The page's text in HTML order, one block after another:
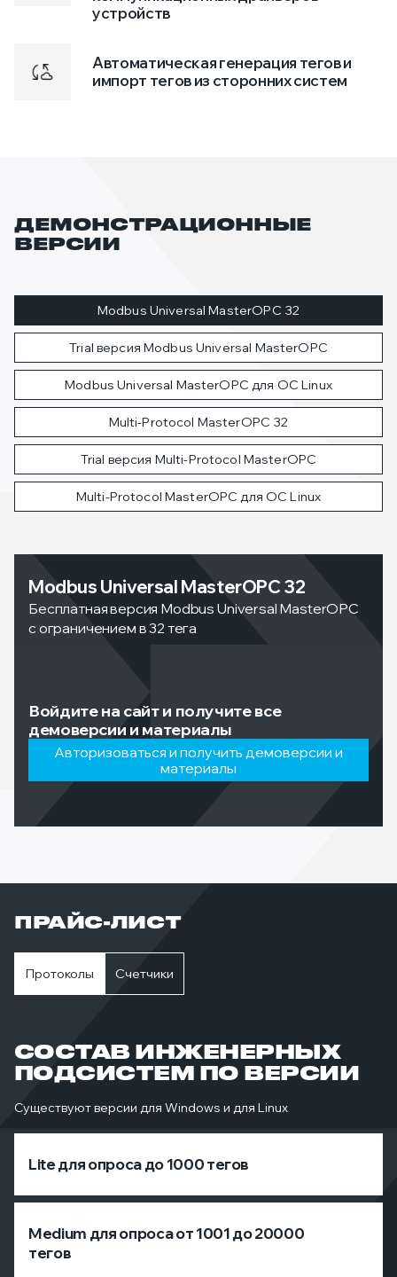
устройств
Автоматическая генерация тегов и
импорт тегов из сторонних систем
ДЕМОНСТРАЦИОННЫЕ
ВЕРСИИ
Modbus Universal MasterOPC 32
Trial версия Modbus Universal MasterOPC
Modbus Universal MasterOPC для ОС Linux
Multi-Protocol MasterOPC 32
Trial версия Multi-Protocol MasterOPC
Multi-Protocol MasterOPC для ОС Linux
Modbus Universal MasterOPC 32
Бесплатная версия Modbus Universal MasterOPC
c ограничением в 32 тега
Войдите на сайт и получите все
демоверсии и материалы
Авторизоваться и получить демоверсии и
материалы
ПРАЙС-ЛИСТ
Протоколы Счетчики
СОСТАВ ИНЖЕНЕРНЫХ
ПОДСИСТЕМ ПО ВЕРСИИ
Существуют версии для Windows и для Linux
Lite для опроса до 1000 тегов
Medium для опроса от 1001 до 20000
тегов